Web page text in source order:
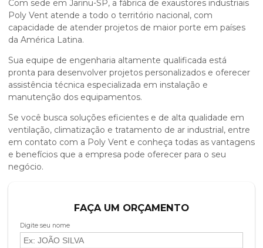
Com sede em Jarinu-SP, a fábrica de exaustores industriais
Poly Vent atende a todo o território nacional, com
capacidade de atender projetos de maior porte em países
da América Latina.
Sua equipe de engenharia altamente qualificada está
pronta para desenvolver projetos personalizados e oferecer
assistência técnica especializada em instalação e
manutenção dos equipamentos.
Se você busca soluções eficientes e de alta qualidade em
ventilação, climatização e tratamento de ar industrial, entre
em contato com a Poly Vent e conheça todas as vantagens
e benefícios que a empresa pode oferecer para o seu
negócio.
FAÇA UM ORÇAMENTO
Digite seu nome